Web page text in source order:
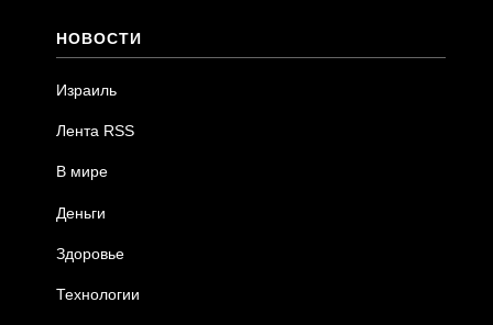
НОВОСТИ
Израиль
Лента RSS
В мире
Деньги
Здоровье
Технологии